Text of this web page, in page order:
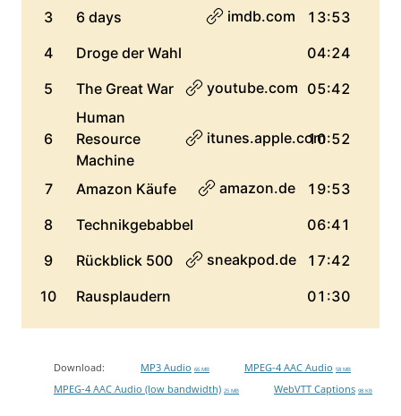
Download: MP3 Audio 66 MB MPEG-4 AAC Audio 58 MB
MPEG-4 AAC Audio (low bandwidth) 25 MB WebVTT Captions 98 KB